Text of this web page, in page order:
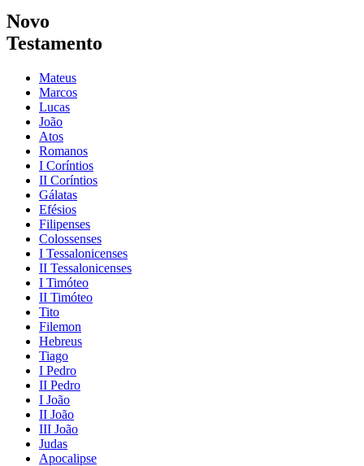
Novo
Testamento
Mateus
Marcos
Lucas
João
Atos
Romanos
I Coríntios
II Coríntios
Gálatas
Efésios
Filipenses
Colossenses
I Tessalonicenses
II Tessalonicenses
I Timóteo
II Timóteo
Tito
Filemon
Hebreus
Tiago
I Pedro
II Pedro
I João
II João
III João
Judas
Apocalipse